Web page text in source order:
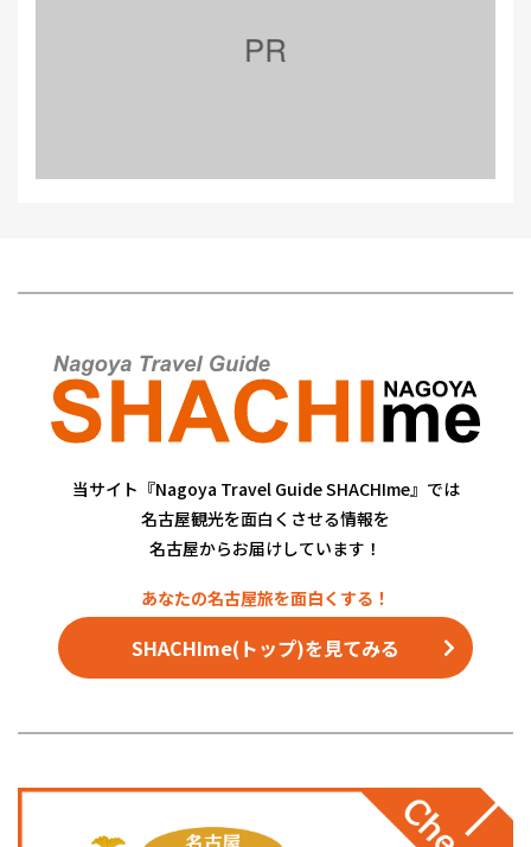
当サイト『Nagoya Travel Guide SHACHIme』では
名古屋観光を面白くさせる情報を
名古屋からお届けしています！
SHACHIme(トップ)を見てみる